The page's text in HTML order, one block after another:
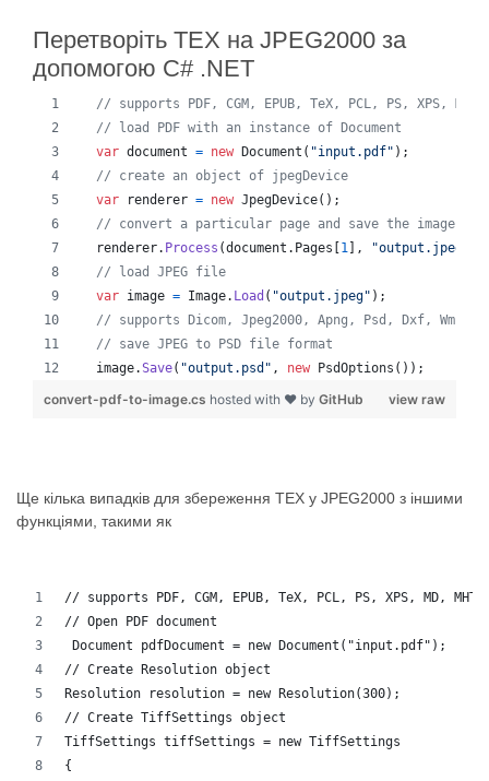
Перетворіть TEX на JPEG2000 за
допомогою C# .NET
// supports PDF, CGM, EPUB, TeX, PCL, PS, XPS, MD,
// load PDF with an instance of Document
var document = new Document ( "input.pdf" ) ;
// create an object of jpegDevice
var
renderer = new JpegDevice( ) ;
// convert a particular page and save the image in
renderer. Process (document . Pages 1 , "output.jpeg"
// load JPEG file
var image = Image. Load ( "output.jpeg" ) ;
// supports Dicom, Jpeg2000, Apng, Psd, Dxf, Wmf,
// save JPEG to PSD file format
image.Save( "output.psd" , new PsdOptions ( ) ) ;
view raw
convert-pdf-to-image.cs hosted with ❤ by GitHub
Ще кілька випадків для збереження TEX у JPEG2000 з іншими
функціями, такими як
// supports PDF, CGM, EPUB, TeX, PCL, PS, XPS, MD,
// Open PDF document
Document pdfDocument = new Document("input.pdf");
// Create Resolution object
Resolution resolution = new Resolution(300);
// Create TiffSettings object
TiffSettings tiffSettings = new TiffSettings
{